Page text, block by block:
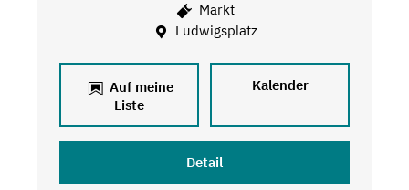
Markt
Ludwigsplatz
Auf meine
Liste
Kalender
Detail